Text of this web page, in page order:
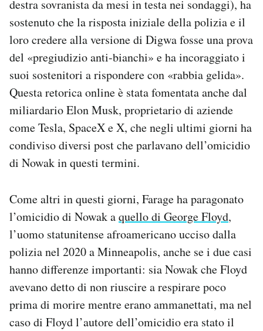
destra sovranista da mesi in testa nei sondaggi), ha
sostenuto che la risposta iniziale della polizia e il
loro credere alla versione di Digwa fosse una prova
del «pregiudizio anti-bianchi» e ha incoraggiato i
suoi sostenitori a rispondere con «rabbia gelida».
Questa retorica online è stata fomentata anche dal
miliardario Elon Musk, proprietario di aziende
come Tesla, SpaceX e X, che negli ultimi giorni ha
condiviso diversi post che parlavano dell’omicidio
di Nowak in questi termini.
Come altri in questi giorni, Farage ha paragonato
l’omicidio di Nowak aquello di George Floyd,
l’uomo statunitense afroamericano ucciso dalla
polizia nel 2020 a Minneapolis, anche se i due casi
hanno differenze importanti: sia Nowak che Floyd
avevano detto di non riuscire a respirare poco
prima di morire mentre erano ammanettati, ma nel
caso di Floyd l’autore dell’omicidio era stato il